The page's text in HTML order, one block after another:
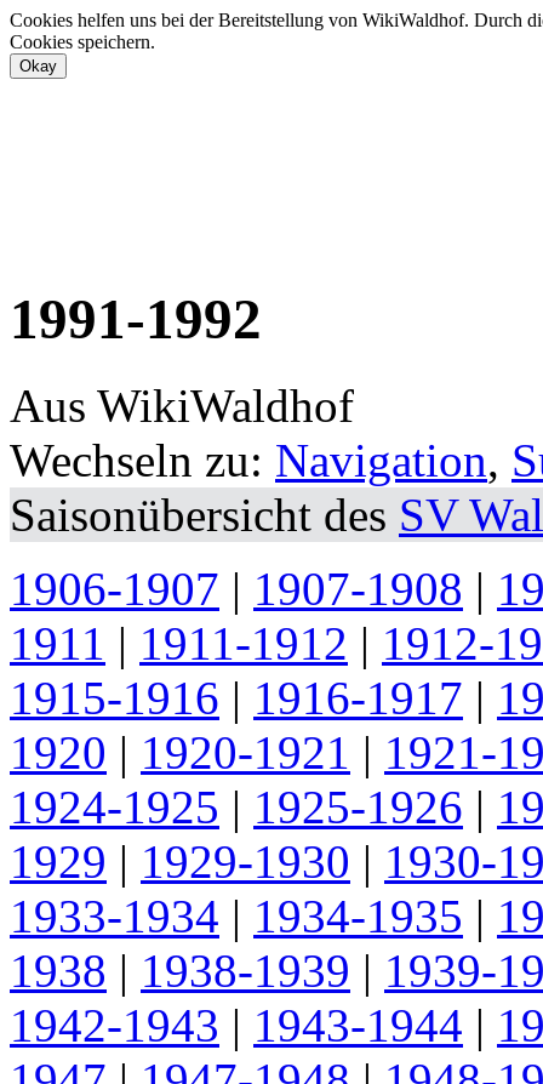
Cookies helfen uns bei der Bereitstellung von WikiWaldhof. Durch
Cookies speichern.
1991-1992
Aus WikiWaldhof
Wechseln zu: Navigation,
Saisonübersicht des SV
1906-1907 | 1907-1908 |
1911 | 1911-1912 | 1912-
1915-1916 | 1916-1917 |
1920 | 1920-1921 | 1921-
1924-1925 | 1925-1926 |
1929 | 1929-1930 | 1930-
1933-1934 | 1934-1935 |
1938 | 1938-1939 | 1939-
1942-1943 | 1943-1944 |